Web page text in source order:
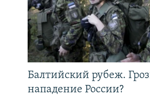
Балтийский рубеж.
нападение России?